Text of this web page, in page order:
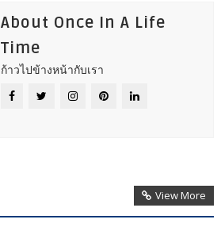
About Once In A Life
Time
ก้าวไปข้างหน้ากับเรา
View More